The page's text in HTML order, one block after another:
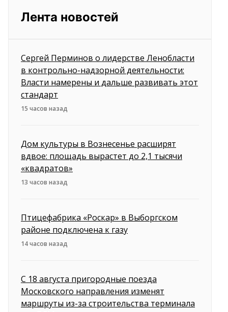
Лента новостей
Сергей Перминов о лидерстве Ленобласти
в контрольно-надзорной деятельности:
Власти намерены и дальше развивать этот
стандарт
15 часов назад
Дом культуры в Вознесенье расширят
вдвое: площадь вырастет до 2,1 тысячи
«квадратов»
13 часов назад
Птицефабрика «Роскар» в Выборгском
районе подключена к газу
14 часов назад
С 18 августа пригородные поезда
Московского направления изменят
маршруты из-за строительства терминала